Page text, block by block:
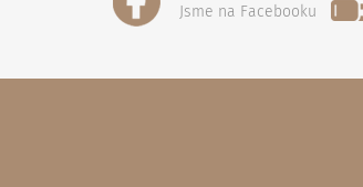
Jsme na Facebooku